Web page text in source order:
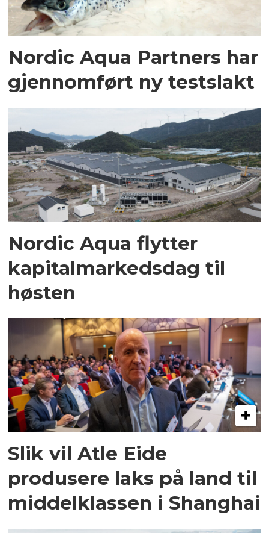
Nordic Aqua Partners har
gjennomført ny testslakt
Nordic Aqua flytter
kapital­markedsdag til
høsten
Slik vil Atle Eide
produsere laks på land til
middelklassen i Shanghai